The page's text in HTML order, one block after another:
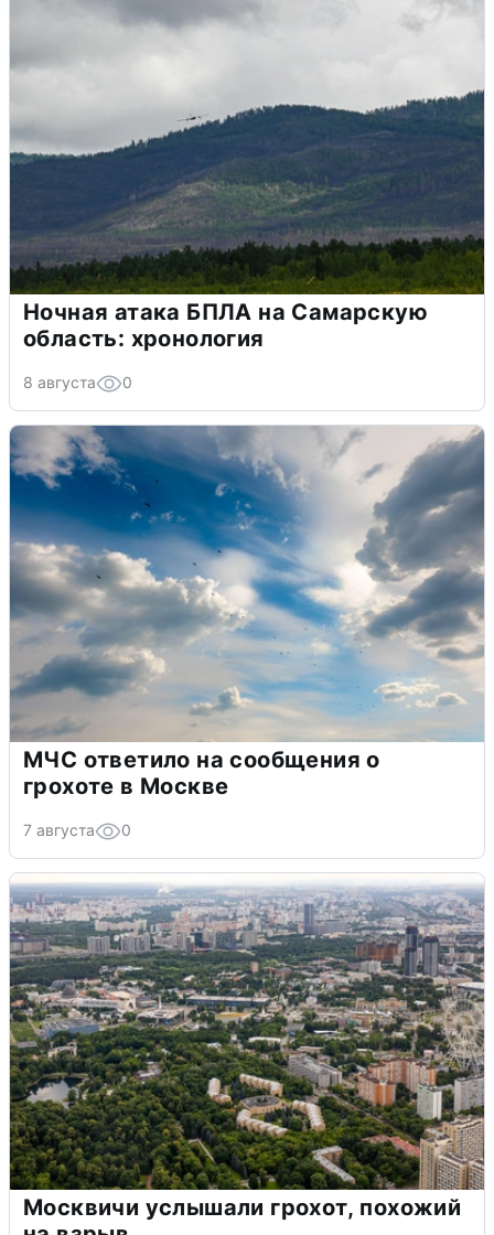
Ночная атака БПЛА на Самарскую
область: хронология
8 августа 0
МЧС ответило на сообщения о
грохоте в Москве
7 августа 0
Москвичи услышали грохот, похожий